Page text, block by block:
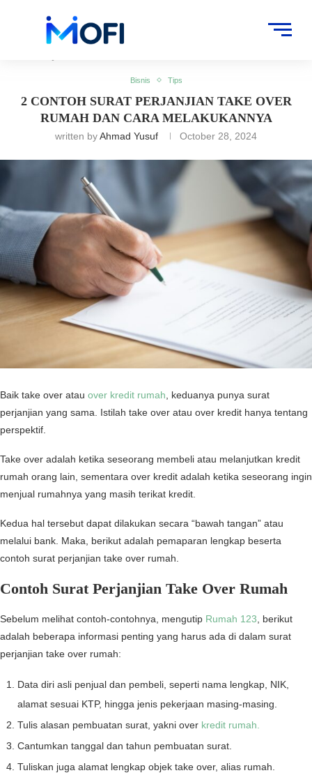
Bisnis» 2 Contoh Surat Perjanjian Take Over Rumah dan Cara
Bisnis Tips
2 CONTOH SURAT PERJANJIAN TAKE OVER
RUMAH DAN CARA MELAKUKANNYA
written byAhmad Yusuf October 28, 2024
Baik take over atau over kredit rumah , keduanya punya surat
perjanjian yang sama. Istilah take over atau over kredit hanya tentang
perspektif.
Take over adalah ketika seseorang membeli atau melanjutkan kredit
rumah orang lain, sementara over kredit adalah ketika seseorang ingin
menjual rumahnya yang masih terikat kredit.
Kedua hal tersebut dapat dilakukan secara “bawah tangan” atau
melalui bank. Maka, berikut adalah pemaparan lengkap beserta
contoh surat perjanjian take over rumah.
Contoh Surat Perjanjian Take Over Rumah
Sebelum melihat contoh-contohnya, mengutip Rumah 123 , berikut
adalah beberapa informasi penting yang harus ada di dalam surat
perjanjian take over rumah:
Data diri asli penjual dan pembeli, seperti nama lengkap, NIK,
alamat sesuai KTP, hingga jenis pekerjaan masing-masing.
Tulis alasan pembuatan surat, yakni over kredit rumah.
Cantumkan tanggal dan tahun pembuatan surat.
Tuliskan juga alamat lengkap objek take over, alias rumah.